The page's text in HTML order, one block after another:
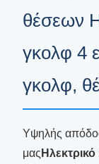
θέσεων
γκολφ 4
γκολφ,
Υψηλής
μας